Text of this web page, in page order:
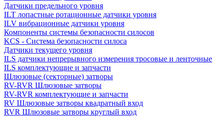
Датчики предельного уровня
ILT лопастные ротационные датчики уровня
ILV вибрационные датчики уровня
Компоненты системы безопасности силосов
KCS - Система безопасности силоса
Датчики текущего уровня
ILS датчики непрерывного измерения тросовые и ленточные
ILS комплектующие и запчасти
Шлюзовые (секторные) затворы
RV-RVR Шлюзовые затворы
RV-RVR комплектующие и запчасти
RV Шлюзовые затворы квадратный вход
RVR Шлюзовые затворы круглый вход